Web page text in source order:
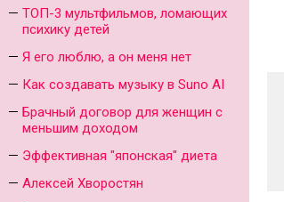
ТОП-3 мультфильмов, ломающих
психику детей
Я его люблю, а он меня нет
Как создавать музыку в Suno AI
Брачный договор для женщин с
меньшим доходом
Эффективная "японская" диета
Алексей Хворостян